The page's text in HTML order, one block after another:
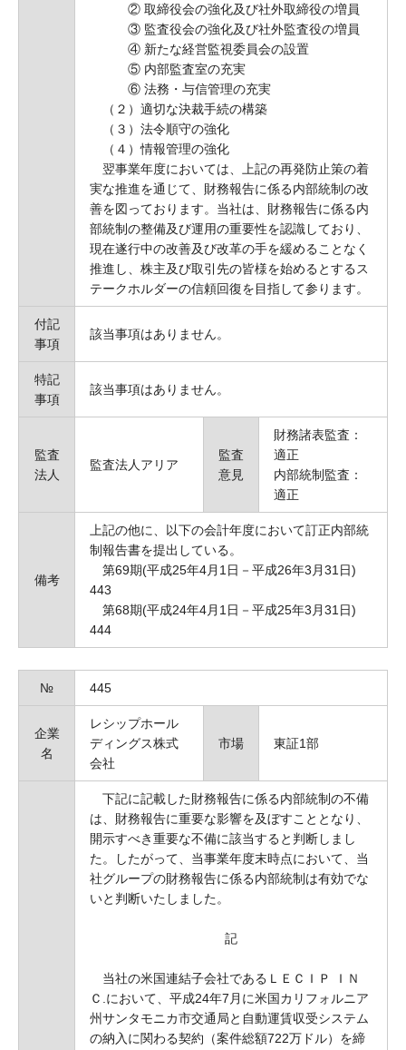
② 取締役会の強化及び社外取締役の増員
③ 監査役会の強化及び社外監査役の増員
④ 新たな経営監視委員会の設置
⑤ 内部監査室の充実
⑥ 法務・与信管理の充実
（２）適切な決裁手続の構築
（３）法令順守の強化
（４）情報管理の強化
翌事業年度においては、上記の再発防止策の着
実な推進を通じて、財務報告に係る内部統制の改
善を図っております。当社は、財務報告に係る内
部統制の整備及び運用の重要性を認識しており、
現在遂行中の改善及び改革の手を緩めることなく
推進し、株主及び取引先の皆様を始めるとするス
テークホルダーの信頼回復を目指して参ります。
付記
事項
該当事項はありません。
特記
事項
該当事項はありません。
監査
法人
監査法人アリア
監査
意見
財務諸表監査：
適正
内部統制監査：
適正
備考
上記の他に、以下の会計年度において訂正内部統
制報告書を提出している。
第69期(平成25年4月1日－平成26年3月31日)
443
第68期(平成24年4月1日－平成25年3月31日)
444
№ 445
企業
名
レシップホール
ディングス株式
会社
市場 東証1部
下記に記載した財務報告に係る内部統制の不備
は、財務報告に重要な影響を及ぼすこととなり、
開示すべき重要な不備に該当すると判断しまし
た。したがって、当事業年度末時点において、当
社グループの財務報告に係る内部統制は有効でな
いと判断いたしました。
記
当社の米国連結子会社であるＬＥＣＩＰ ＩＮ
Ｃ.において、平成24年7月に米国カリフォルニア
州サンタモニカ市交通局と自動運賃収受システム
の納入に関わる契約（案件総額722万ドル）を締